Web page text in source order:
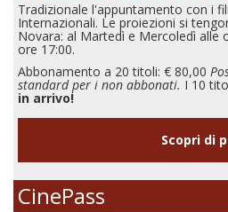
Tradizionale l'appuntamento con i
Internazionali. Le proiezioni si
Novara: al Martedì e Mercoledì alle
ore 17:00.
Abbonamento a 20 titoli: € 80,00
standard per i non abbonati. I 10
in arrivo!
Scopri di
CinePass